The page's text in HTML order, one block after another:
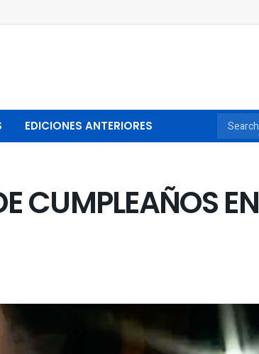
EDICIONES ANTERIORES
CUMPLEAÑOS EN